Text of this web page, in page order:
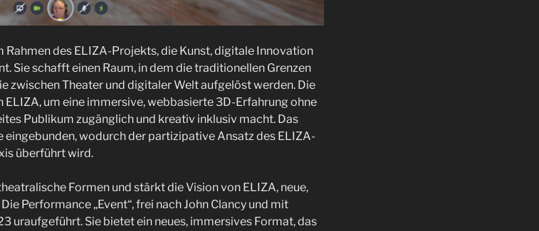
Rahmen des ELIZA-Projekts, die Kunst, digitale Innovation
Sie schafft einen Raum, in dem die traditionellen Grenzen
zwischen Theater und digitaler Welt aufgelöst werden. Die
um eine immersive, webbasierte 3D-Erfahrung ohne
Publikum zugänglich und kreativ inklusiv macht. Das
wodurch der partizipative Ansatz des ELIZA-
überführt wird.
Formen und stärkt die Vision von ELIZA, neue,
Performance „Event“, frei nach John Clancy und mit
uraufgeführt. Sie bietet ein neues, immersives Format, das